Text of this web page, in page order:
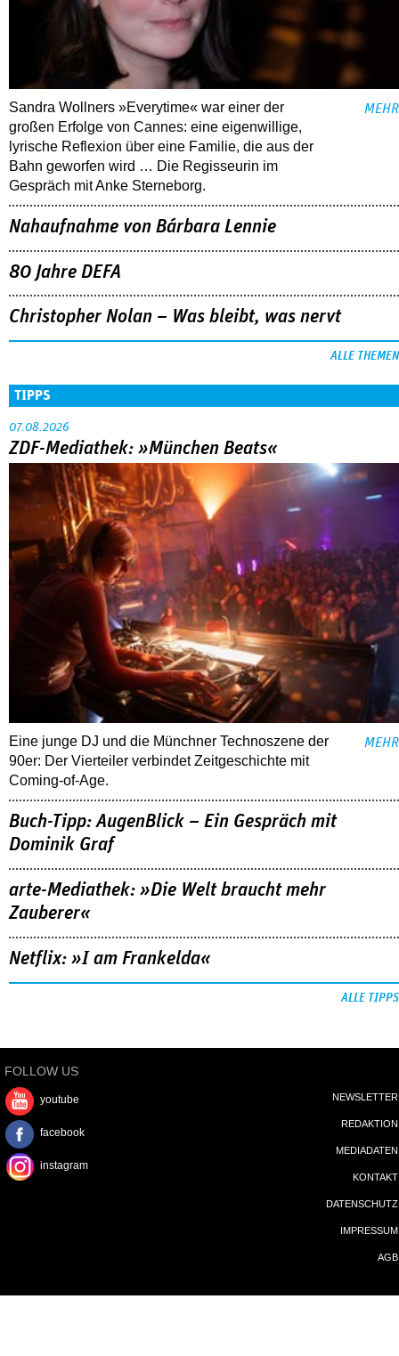
Sandra Wollners »Everytime« war einer der
großen Erfolge von Cannes: eine eigenwillige,
lyrische Reflexion über eine ­Familie, die aus der
Bahn geworfen wird … Die Regisseurin im
Gespräch mit Anke Sterneborg.
MEHR
Nahaufnahme von Bárbara Lennie
80 Jahre DEFA
Christopher Nolan – Was bleibt, was nervt
ALLE THEMEN
TIPPS
07.08.2026
ZDF-Mediathek: »München Beats«
Eine junge DJ und die Münchner Technoszene der
90er: Der Vierteiler verbindet Zeitgeschichte mit
Coming-of-Age.
MEHR
Buch-Tipp: AugenBlick – Ein Gespräch mit
Dominik Graf
arte-Mediathek: »Die Welt braucht mehr
Zauberer«
Netflix: »I am Frankelda«
ALLE TIPPS
FOLLOW US
youtube
facebook
instagram
NEWSLETTER
REDAKTION
MEDIADATEN
KONTAKT
DATENSCHUTZ
IMPRESSUM
AGB